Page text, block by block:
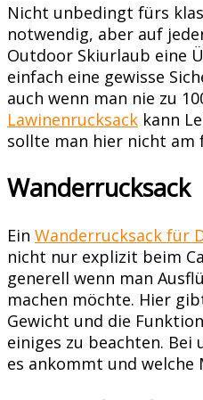
Nicht unbedingt fürs
notwendig, aber auf
Outdoor Skiurlaub eine
einfach eine gewisse
auch wenn man nie zu
Lawinenrucksack kann
sollte man hier nicht am
Wanderrucksack
Ein Wanderrucksack für
nicht nur explizit beim
generell wenn man
machen möchte. Hier
Gewicht und die
einiges zu beachten. Bei
es ankommt und welche